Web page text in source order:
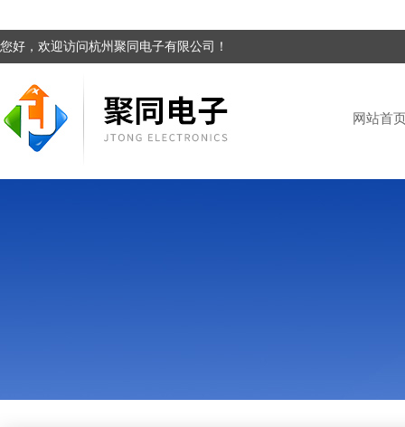
您好，欢迎访问杭州聚同电子有限公司！
网站首